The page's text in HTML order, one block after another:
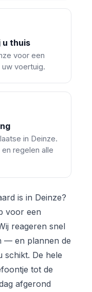
u thuis
voor een
voertuig.
in Deinze.
regelen alle
is in Deinze?
voor een
reageren snel
— en plannen de
schikt. De hele
tot de
afgerond